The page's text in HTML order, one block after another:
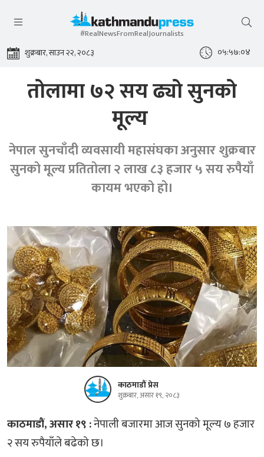
#RealNewsFromRealJournalists
शुक्रबार, साउन २२, २०८३ ०५:५७:०४
तोलामा ७२ सय ढ्यो सुनको
मूल्य
नेपाल सुनचाँदी व्यवसायी महासंघका अनुसार शुक्रबार
सुनको मूल्य प्रतितोला २ लाख ८३ हजार ५ सय रुपैयाँ
कायम भएको हो।
काठमाडौं प्रेस
शुक्रबार, असार १९, २०८३
काठमाडौं, असार १९ :नेपाली बजारमा आज सुनको मूल्य ७ हजार
२ सय रुपैयाँले बढेको छ।